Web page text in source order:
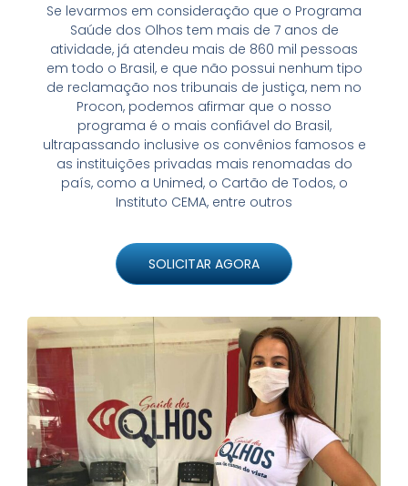
Se levarmos em consideração que o Programa
Saúde dos Olhos tem mais de 7 anos de
atividade, já atendeu mais de 860 mil pessoas
em todo o Brasil, e que não possui nenhum tipo
de reclamação nos tribunais de justiça, nem no
Procon, podemos afirmar que o nosso
programa é o mais confiável do Brasil,
ultrapassando inclusive os convênios famosos e
as instituições privadas mais renomadas do
país, como a Unimed, o Cartão de Todos, o
Instituto CEMA, entre outros
SOLICITAR AGORA